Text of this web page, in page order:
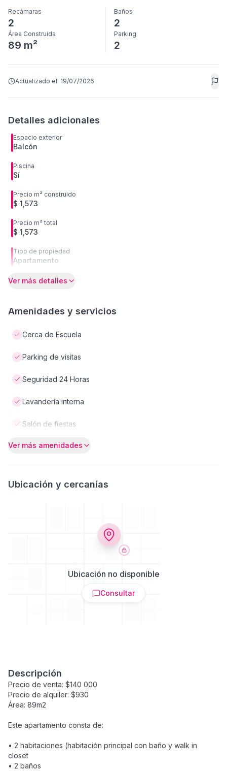
Recámaras
2
Baños
2
Área Construida
89 m²
Parking
2
Actualizado el: 19/07/2026
Detalles adicionales
Espacio exterior
Balcón
Piscina
Sí
Precio m² construido
$ 1,573
Precio m² total
$ 1,573
Tipo de propiedad
Apartamento
Ver más detalles
Amenidades y servicios
Cerca de Escuela
Parking de visitas
Seguridad 24 Horas
Lavandería interna
Salón de fiestas
Ver más amenidades
Ubicación y cercanías
Ubicación no disponible
Consultar
Descripción
Precio de venta: $140 000
Precio de alquiler: $930
Área: 89m2
Este apartamento consta de:
• 2 habitaciones (habitación principal con baño y walk in
closet
• 2 baños